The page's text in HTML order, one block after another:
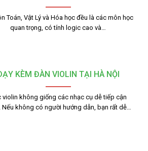
Toán, Vật Lý và Hóa học đều là các môn học
quan trọng, có tính logic cao và…
KÈM ĐÀN VIOLIN TẠI HÀ NỘI
violin không giống các nhạc cụ dễ tiếp cận
Nếu không có người hướng dẫn, bạn rất dễ…